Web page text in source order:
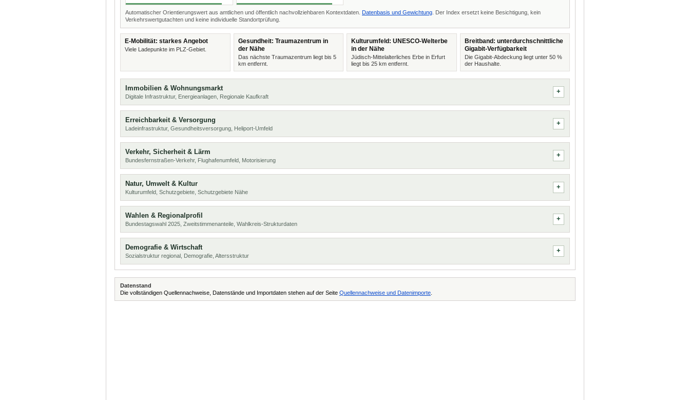
Automatischer Orientierungswert aus amtlichen und öffentlich nachvollziehbaren Kontextdaten. Datenbasis und Gewichtung . Der Index ersetzt keine Besichtigung, kein
Verkehrswertgutachten und keine individuelle Standortprüfung.
E-Mobilität: starkes Angebot
Viele Ladepunkte im PLZ-Gebiet.
Gesundheit: Traumazentrum in
der Nähe
Das nächste Traumazentrum liegt bis 5
km entfernt.
Kulturumfeld: UNESCO-Welterbe
in der Nähe
Jüdisch-Mittelalterliches Erbe in Erfurt
liegt bis 25 km entfernt.
Breitband: unterdurchschnittliche
Gigabit-Verfügbarkeit
Die Gigabit-Abdeckung liegt unter 50 %
der Haushalte.
Immobilien & Wohnungsmarkt
Digitale Infrastruktur, Energieanlagen, Regionale Kaufkraft
Erreichbarkeit & Versorgung
Ladeinfrastruktur, Gesundheitsversorgung, Heliport-Umfeld
Verkehr, Sicherheit & Lärm
Bundesfernstraßen-Verkehr, Flughafenumfeld, Motorisierung
Natur, Umwelt & Kultur
Kulturumfeld, Schutzgebiete, Schutzgebiete Nähe
Wahlen & Regionalprofil
Bundestagswahl 2025, Zweitstimmenanteile, Wahlkreis-Strukturdaten
Demografie & Wirtschaft
Sozialstruktur regional, Demografie, Altersstruktur
Datenstand
Die vollständigen Quellennachweise, Datenstände und Importdaten stehen auf der Seite Quellennachweise und Datenimporte